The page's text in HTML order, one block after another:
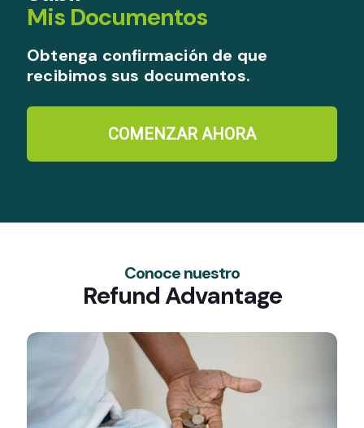
Mis Documentos
Obtenga confirmación de que
recibimos sus documentos.
COMENZAR AHORA
Conoce nuestro
Refund Advantage